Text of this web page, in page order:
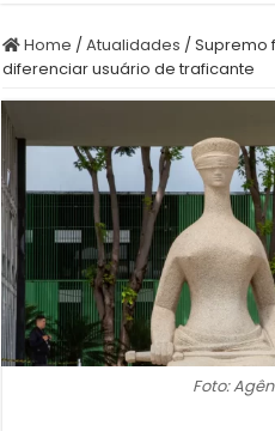
Home /Atualidades /Supremo
diferenciar usuário de traficante
Foto: